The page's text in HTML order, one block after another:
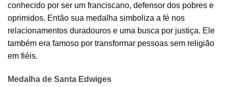
conhecido por ser um franciscano, defensor dos pobres e
oprimidos. Então sua medalha simboliza a fé nos
relacionamentos duradouros e uma busca por justiça. Ele
também era famoso por transformar pessoas sem religião
em fiéis.
Medalha de Santa Edwiges